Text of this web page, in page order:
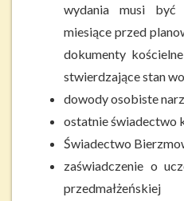
wydania musi być
miesiące przed
dokumenty
stwierdzające stan
dowody osobiste
ostatnie świadectwo
Świadectwo
zaświadczenie o
przedmałżeńskiej